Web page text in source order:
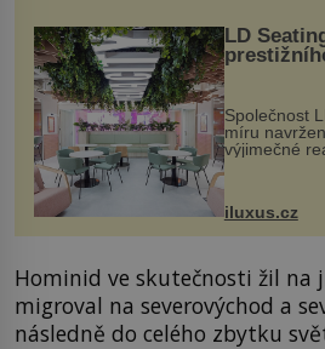
LD
Společnost
míru
výjimečné
areálu
budov
iluxus.cz
Hominid ve skutečnosti žil na
migroval na severovýchod a
následně do celého zbytku